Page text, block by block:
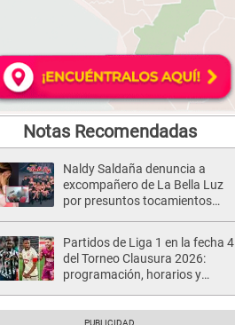
Notas Recomendadas
Naldy Saldaña denuncia a
excompañero de La Bella Luz
por presuntos tocamientos
Partidos de Liga 1 en la fecha 4
del Torneo Clausura 2026:
programación, horarios y